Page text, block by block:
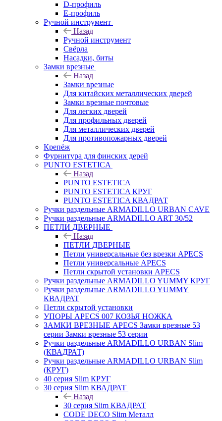
D-профиль
Е-профиль
Ручной инструмент
Назад
Ручной инструмент
Свёрла
Насадки, биты
Замки врезные
Назад
Замки врезные
Для китайских металлических дверей
Замки врезные почтовые
Для легких дверей
Для профильных дверей
Для металлических дверей
Для противопожарных дверей
Крепёж
Фурнитура для финских дерей
PUNTO ESTETICA
Назад
PUNTO ESTETICA
PUNTO ESTETICA КРУГ
PUNTO ESTETICA КВАДРАТ
Ручки раздельные ARMADILLO URBAN CAVE
Ручки раздельные ARMADILLO ART 30/52
ПЕТЛИ ДВЕРНЫЕ
Назад
ПЕТЛИ ДВЕРНЫЕ
Петли универсальные без врезки APECS
Петли универсальные APECS
Петли скрытой установки APECS
Ручки раздельные ARMADILLO YUMMY КРУГ
Ручки раздельные ARMADILLO YUMMY
КВАДРАТ
Петли скрытой установки
УПОРЫ APECS 007 КОЗЬЯ НОЖКА
ЗАМКИ ВРЕЗНЫЕ APECS Замки врезные 53
серии Замки врезные 53 серии
Ручки раздельные ARMADILLO URBAN Slim
(КВАДРАТ)
Ручки раздельные ARMADILLO URBAN Slim
(КРУГ)
40 серия Slim КРУГ
30 серия Slim КВАДРАТ
Назад
30 серия Slim КВАДРАТ
CODE DECO Slim Металл